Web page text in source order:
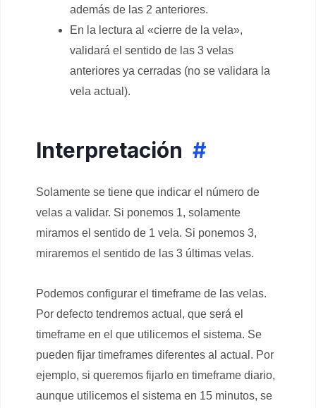
además de las 2 anteriores.
En la lectura al «cierre de la vela»,
validará el sentido de las 3 velas
anteriores ya cerradas (no se validara la
vela actual).
Interpretación #
Solamente se tiene que indicar el número de
velas a validar. Si ponemos 1, solamente
miramos el sentido de 1 vela. Si ponemos 3,
miraremos el sentido de las 3 últimas velas.
Podemos configurar el timeframe de las velas.
Por defecto tendremos actual, que será el
timeframe en el que utilicemos el sistema. Se
pueden fijar timeframes diferentes al actual. Por
ejemplo, si queremos fijarlo en timeframe diario,
aunque utilicemos el sistema en 15 minutos, se